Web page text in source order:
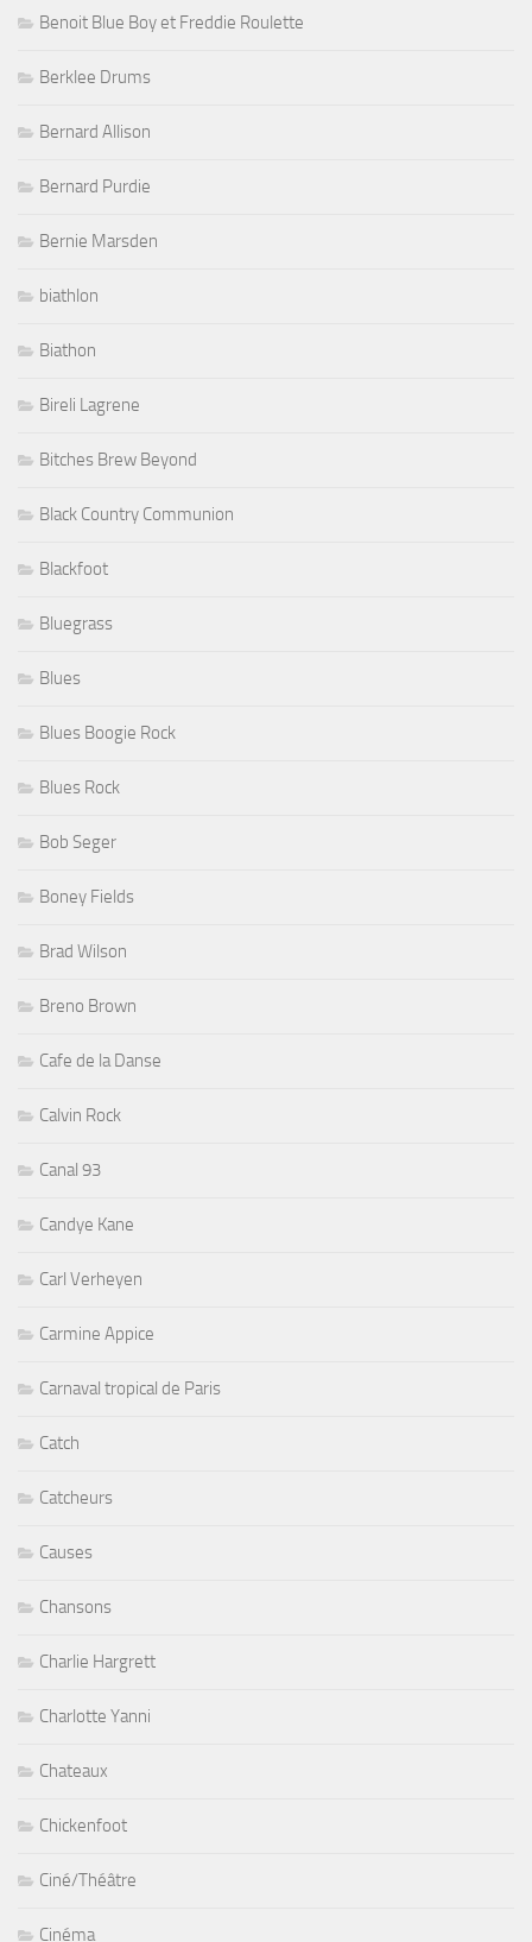
Benoit Blue Boy et Freddie Roulette
Berklee Drums
Bernard Allison
Bernard Purdie
Bernie Marsden
biathlon
Biathon
Bireli Lagrene
Bitches Brew Beyond
Black Country Communion
Blackfoot
Bluegrass
Blues
Blues Boogie Rock
Blues Rock
Bob Seger
Boney Fields
Brad Wilson
Breno Brown
Cafe de la Danse
Calvin Rock
Canal 93
Candye Kane
Carl Verheyen
Carmine Appice
Carnaval tropical de Paris
Catch
Catcheurs
Causes
Chansons
Charlie Hargrett
Charlotte Yanni
Chateaux
Chickenfoot
Ciné/Théâtre
Cinéma